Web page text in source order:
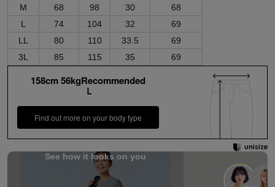
M
68 98 30
68
L
74 104 32
69
LL
80 110 33.5
69
3L
85 115 35 69
158cm 56kgRecommended
Ｌ
Find out more on your body type
See how it looks on you